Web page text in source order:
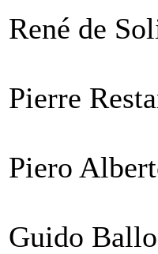
René de
Pierre
Piero
Guido